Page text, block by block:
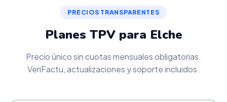
PRECIOS TRANSPARENTES
Planes TPV para Elche
Precio único sin cuotas mensuales obligatorias.
VeriFactu, actualizaciones y soporte incluidos.